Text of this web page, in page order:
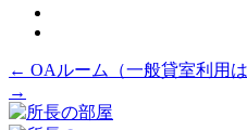
投
稿
← OAルーム（一般貸室利用は
→